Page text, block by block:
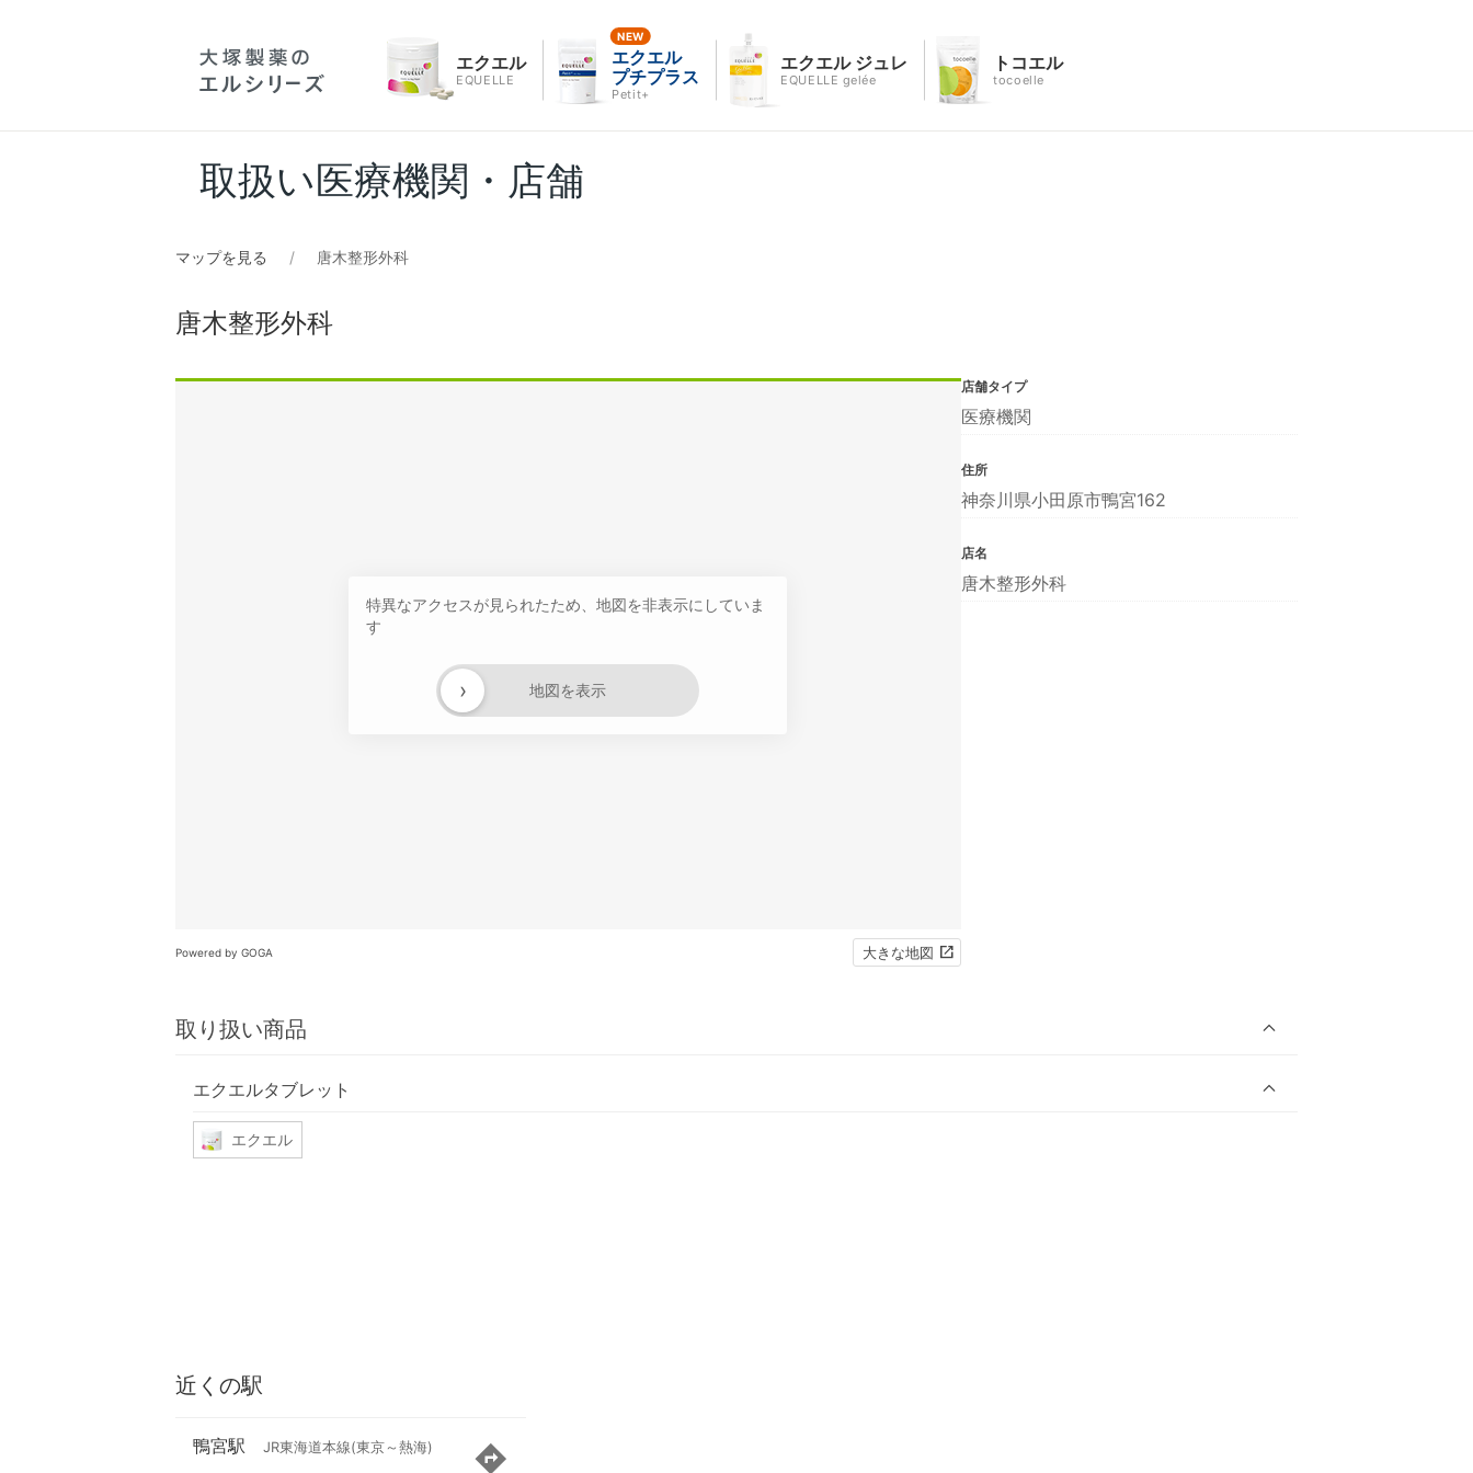
エクエル
EQUELLE
エクエル
プチプラス
Petit+
エクエル ジュレ
EQUELLE gelée
トコエル
tocoelle
取扱い医療機関・店舗
マップを見る 唐木整形外科
唐木整形外科
特異なアクセスが見られたため、地図を非表示にしていま
す
地図を表示
›
Powered by GOGA 大きな地図
取り扱い商品
エクエルタブレット
エクエル
店舗タイプ
医療機関
住所
神奈川県小田原市鴨宮162
店名
唐木整形外科
近くの駅
鴨宮駅 JR東海道本線(東京～熱海)